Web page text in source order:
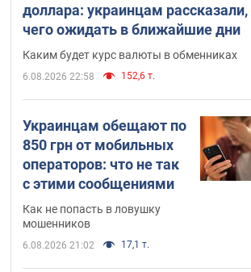
доллара: украинцам рассказали,
чего ожидать в ближайшие дни
Каким будет курс валюты в обменниках
6.08.2026 22:58 152,6 т.
Украинцам обещают по
850 грн от мобильных
операторов: что не так
с этими сообщениями
Как не попасть в ловушку
мошенников
6.08.2026 21:02 17,1 т.